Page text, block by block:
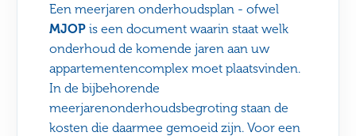
Een meerjaren onderhoudsplan - ofwel
MJOPis een document waarin staat welk
onderhoud de komende jaren aan uw
appartementencomplex moet plaatsvinden.
In de bijbehorende
meerjarenonderhoudsbegroting staan de
kosten die daarmee gemoeid zijn. Voor een